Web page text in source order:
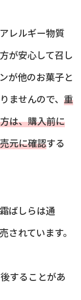
レルギー物質
が安心して召し
が他のお菓子と
ませんので、 重
は、購入前に
元に確認する
ばしらは通
されています。
することがあ